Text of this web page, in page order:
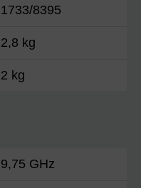
1733/8395
2,8 kg
2 kg
9,75 GHz